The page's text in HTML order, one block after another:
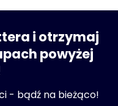
i otrzymaj
powyżej
- bądź na bieżąco!